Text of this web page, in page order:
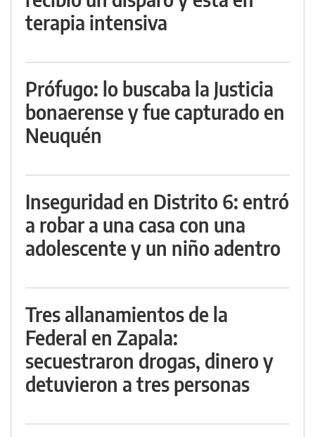
terapia intensiva
Prófugo: lo buscaba la Justicia
bonaerense y fue capturado en
Neuquén
Inseguridad en Distrito 6: entró
a robar a una casa con una
adolescente y un niño adentro
Tres allanamientos de la
Federal en Zapala:
secuestraron drogas, dinero y
detuvieron a tres personas